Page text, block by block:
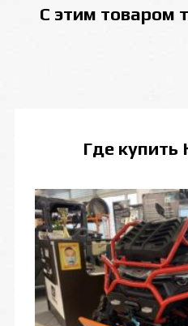
С этим товаром
Где купить